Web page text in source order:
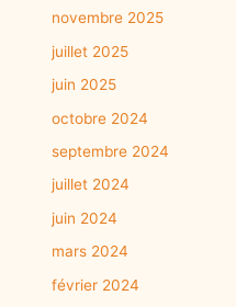
novembre 2025
juillet 2025
juin 2025
octobre 2024
septembre 2024
juillet 2024
juin 2024
mars 2024
février 2024